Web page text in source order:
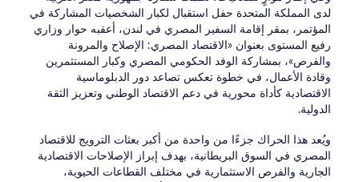
لدى المملكة المتحدة حفل استقبال لكبار الشخصيات المشاركة في
المؤتمر، بمقر إقامة السفير المصري في لندن، أعقبه حوار وزاري
رفيع المستوى بعنوان «الاقتصاد المصري: الإصلاح والمرونة
والفرص»، بمشاركة الوفد الحكومي المصري وكبار المستثمرين
وقادة الأعمال، في خطوة تعكس تصاعد دور الدبلوماسية
الاقتصادية كأداة محورية في دعم الاقتصاد الوطني وتعزيز الثقة
الدولية.
ويُعد هذا الحراك جزءًا من واحدة من أكبر بعثات الترويج للاقتصاد
المصري في السوق البريطانية، بهدف إبراز الإصلاحات الاقتصادية
الجارية والفرص الاستثمارية في مختلف القطاعات الحيوية،